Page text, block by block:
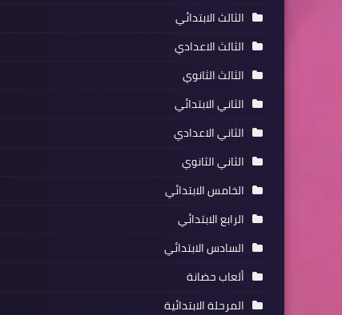
الثالث الابتدائي
الثالث الاعدادي
الثالث الثانوي
الثاني الابتدائي
الثاني الاعدادي
الثاني الثانوي
الخامس الابتدائي
الرابع الابتدائي
السادس الابتدائي
ألعاب حضانة
المرحلة الابتدائية